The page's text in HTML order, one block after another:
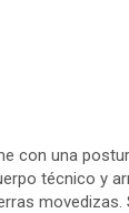
con una
técnico y